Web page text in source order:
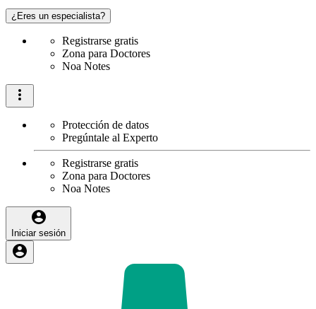
¿Eres un especialista?
Registrarse gratis
Zona para Doctores
Noa Notes
Protección de datos
Pregúntale al Experto
Registrarse gratis
Zona para Doctores
Noa Notes
Iniciar sesión